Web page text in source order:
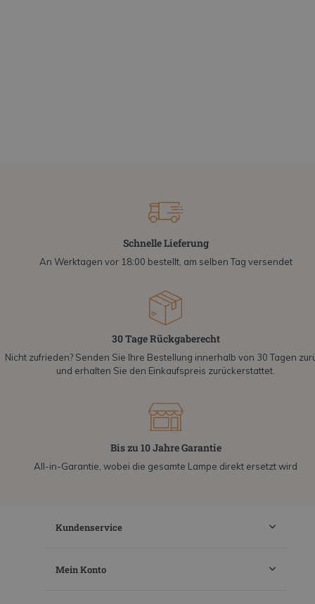
Schnelle Lieferung
An Werktagen vor 18:00 bestellt, am selben Tag versendet
30 Tage Rückgaberecht
Nicht zufrieden? Senden Sie Ihre Bestellung innerhalb von 30 Tagen
und erhalten Sie den Einkaufspreis zurückerstattet.
Bis zu 10 Jahre Garantie
All-in-Garantie, wobei die gesamte Lampe direkt ersetzt wird
Kundenservice
Mein Konto